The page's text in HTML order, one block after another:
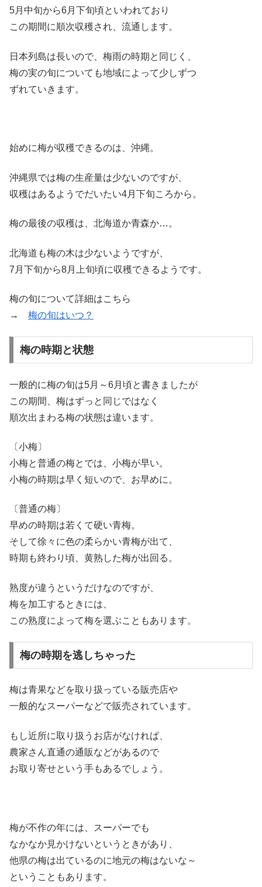
5月中旬から6月下旬頃といわれており
この期間に順次収穫され、流通します。
日本列島は長いので、梅雨の時期と同じく、
梅の実の旬についても地域によって少しずつ
ずれていきます。
始めに梅が収穫できるのは、沖縄。
沖縄県では梅の生産量は少ないのですが、
収穫はあるようでだいたい4月下旬ころから。
梅の最後の収穫は、北海道か青森か…。
北海道も梅の木は少ないようですが、
7月下旬から8月上旬頃に収穫できるようです。
梅の旬について詳細はこちら
→ 梅の旬はいつ？
梅の時期と状態
一般的に梅の旬は5月～6月頃と書きましたが
この期間、梅はずっと同じではなく
順次出まわる梅の状態は違います。
〔小梅〕
小梅と普通の梅とでは、小梅が早い。
小梅の時期は早く短いので、お早めに。
〔普通の梅〕
早めの時期は若くて硬い青梅。
そして徐々に色の柔らかい青梅が出て、
時期も終わり頃、黄熟した梅が出回る。
熟度が違うというだけなのですが、
梅を加工するときには、
この熟度によって梅を選ぶこともあります。
梅の時期を逃しちゃった
梅は青果などを取り扱っている販売店や
一般的なスーパーなどで販売されています。
もし近所に取り扱うお店がなければ、
農家さん直通の通販などがあるので
お取り寄せという手もあるでしょう。
梅が不作の年には、スーパーでも
なかなか見かけないというときがあり、
他県の梅は出ているのに地元の梅はないな～
ということもあります。